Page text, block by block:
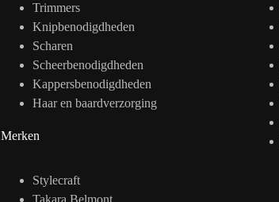
Trimmers
Knipbenodigdheden
Scharen
Scheerbenodigdheden
Kappersbenodigdheden
Haar en baardverzorging
Merken
Stylecraft